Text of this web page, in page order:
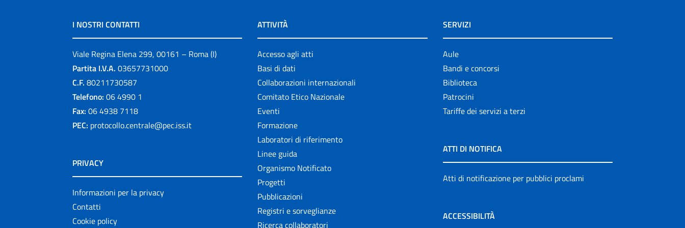
I NOSTRI CONTATTI
Viale Regina Elena 299, 00161 – Roma (I)
Partita I.V.A. 03657731000
C.F. 80211730587
Telefono: 06 4990 1
Fax: 06 4938 7118
PEC: protocollo.centrale@pec.iss.it
PRIVACY
Informazioni per la privacy
Contatti
Cookie policy
ATTIVITÀ
Accesso agli atti
Basi di dati
Collaborazioni internazionali
Comitato Etico Nazionale
Eventi
Formazione
Laboratori di riferimento
Linee guida
Organismo Notificato
Progetti
Pubblicazioni
Registri e sorveglianze
Ricerca collaboratori
SERVIZI
Aule
Bandi e concorsi
Biblioteca
Patrocini
Tariffe dei servizi a terzi
ATTI DI NOTIFICA
Atti di notificazione per pubblici proclami
ACCESSIBILITÀ